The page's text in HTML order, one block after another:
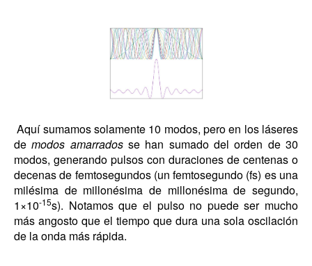
Aquí sumamos solamente 10 modos, pero en los láseres
demodos amarradosse han sumado del orden de 30
modos, generando pulsos con duraciones de centenas o
decenas de femtosegundos (un femtosegundo (fs) es una
milésima de millonésima de millonésima de segundo,
1×10-15s). Notamos que el pulso no puede ser mucho
más angosto que el tiempo que dura una sola oscilación
de la onda más rápida.